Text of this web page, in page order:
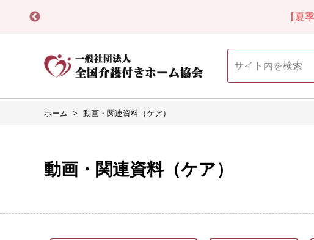
【夏
ホーム 動画・関連資料（ケア）
動画・関連資料（ケア）